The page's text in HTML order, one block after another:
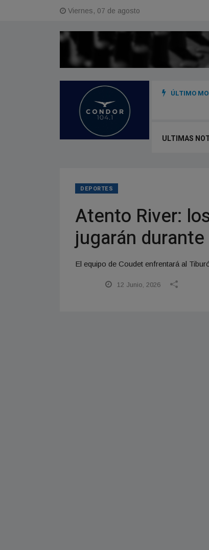
Viernes, 07 de agosto
ÚLTIMO
acciones con instituciones para reducir el impacto de posibles
ULTIMAS
DEPORTES
Atento River:
jugarán
El equipo de Coudet enfrentará al
12 Junio, 2026